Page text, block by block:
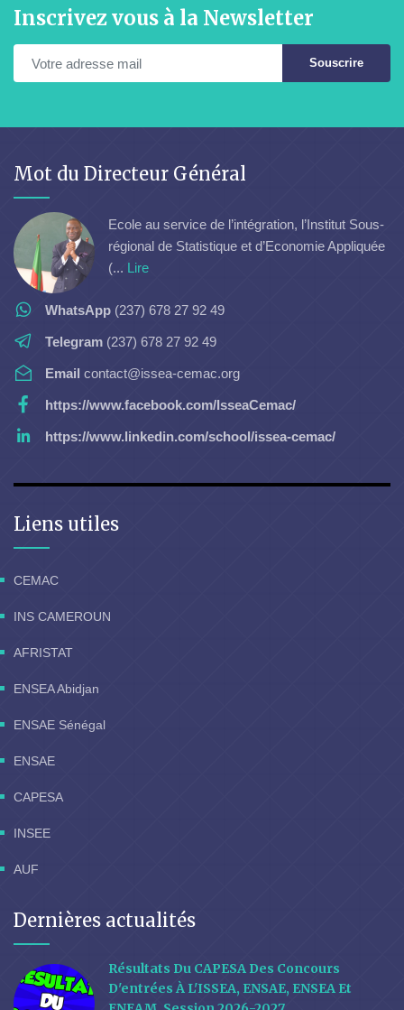
Inscrivez vous à la Newsletter
Souscrire
Mot du Directeur Général
Ecole au service de l’intégration, l’Institut Sous-
régional de Statistique et d’Economie Appliquée
(... Lire
WhatsApp (237) 678 27 92 49
Telegram (237) 678 27 92 49
Email contact@issea-cemac.org
https://www.facebook.com/IsseaCemac/
https://www.linkedin.com/school/issea-cemac/
Liens utiles
CEMAC
INS CAMEROUN
AFRISTAT
ENSEA Abidjan
ENSAE Sénégal
ENSAE
CAPESA
INSEE
AUF
Dernières actualités
Résultats Du CAPESA Des Concours
D'entrées À L'ISSEA, ENSAE, ENSEA Et